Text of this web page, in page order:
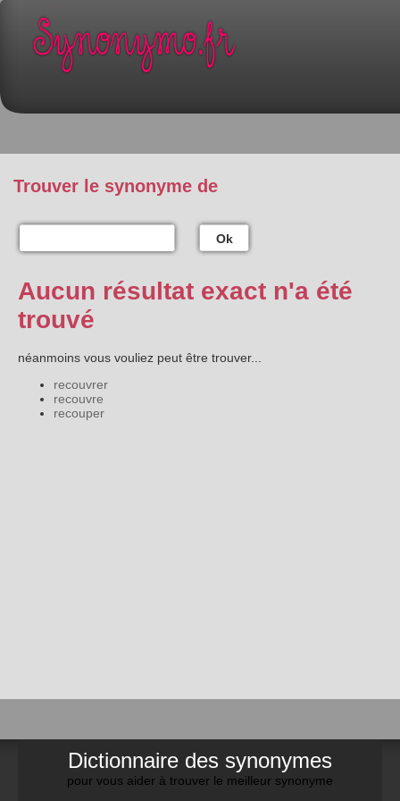
Trouver le synonyme de
Ok
Aucun résultat exact n'a été
trouvé
néanmoins vous vouliez peut être trouver...
recouvrer
recouvre
recouper
Dictionnaire des synonymes
pour vous aider à trouver le meilleur synonyme